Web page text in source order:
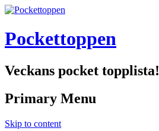
Pockettoppen
Veckans pocket topplista!
Primary Menu
Skip to content